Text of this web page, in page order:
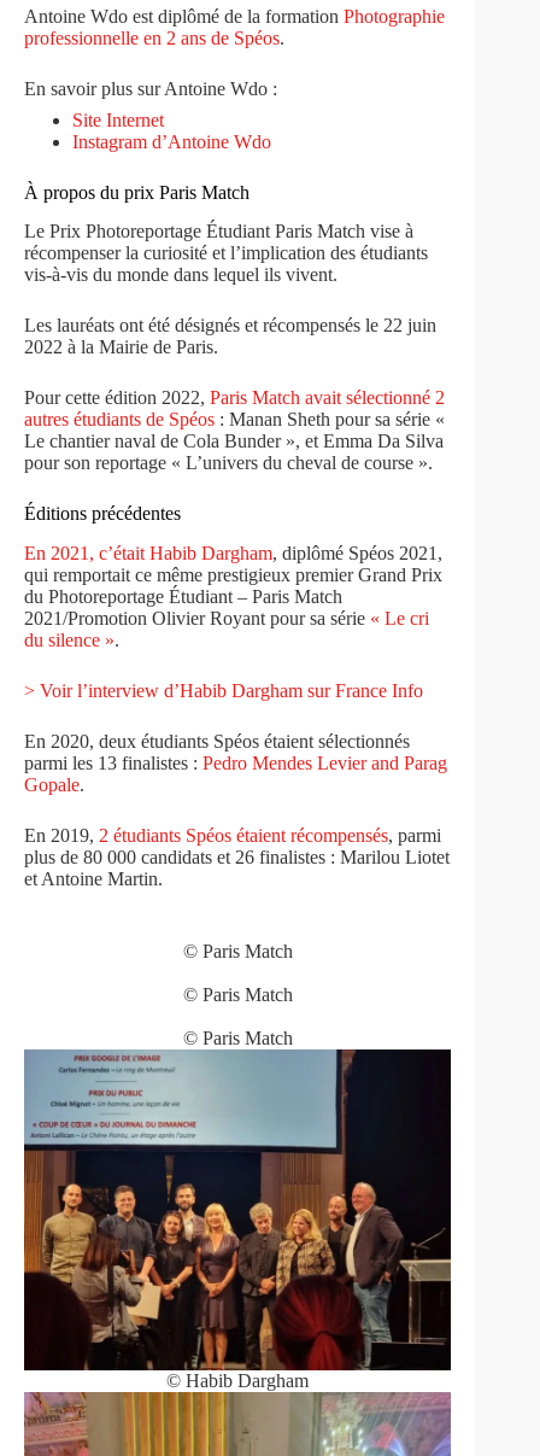
Antoine Wdo est diplômé de la formation Photographie
professionnelle en 2 ans de Spéos.
En savoir plus sur Antoine Wdo :
Site Internet
Instagram d’Antoine Wdo
À propos du prix Paris Match
Le Prix Photoreportage Étudiant Paris Match vise à
récompenser la curiosité et l’implication des étudiants
vis-à-vis du monde dans lequel ils vivent.
Les lauréats ont été désignés et récompensés le 22 juin
2022 à la Mairie de Paris.
Pour cette édition 2022, Paris Match avait sélectionné 2
autres étudiants de Spéos : Manan Sheth pour sa série «
Le chantier naval de Cola Bunder », et Emma Da Silva
pour son reportage « L’univers du cheval de course ».
Éditions précédentes
En 2021, c’était Habib Dargham, diplômé Spéos 2021,
qui remportait ce même prestigieux premier Grand Prix
du Photoreportage Étudiant – Paris Match
2021/Promotion Olivier Royant pour sa série « Le cri
du silence ».
> Voir l’interview d’Habib Dargham sur France Info
En 2020, deux étudiants Spéos étaient sélectionnés
parmi les 13 finalistes : Pedro Mendes Levier and Parag
Gopale.
En 2019, 2 étudiants Spéos étaient récompensés, parmi
plus de 80 000 candidats et 26 finalistes : Marilou Liotet
et Antoine Martin.
© Paris Match
© Paris Match
© Paris Match
© Habib Dargham